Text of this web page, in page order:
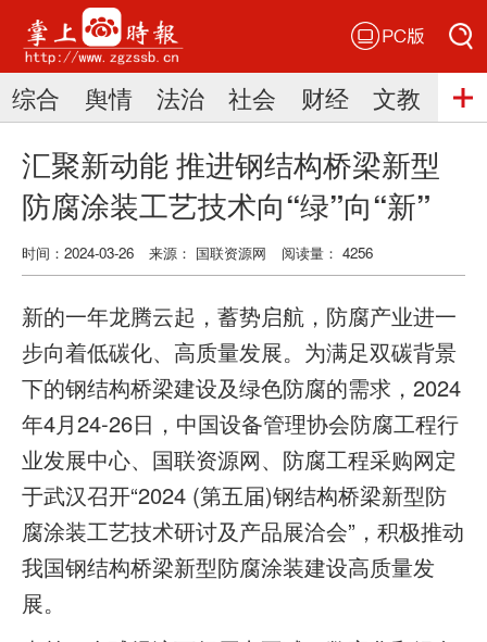
搜索
搜索
综合 舆情 法治 社会 财经 文教 三
汇聚新动能 推进钢结构桥梁新型
防腐涂装工艺技术向“绿”向“新”
时间：2024-03-26 来源： 国联资源网 阅读量： 4256
新的一年龙腾云起，蓄势启航，防腐产业进一
步向着低碳化、高质量发展。为满足双碳背景
下的钢结构桥梁建设及绿色防腐的需求，2024
年4月24-26日，中国设备管理协会防腐工程行
业发展中心、国联资源网、防腐工程采购网定
于武汉召开“2024 (第五届)钢结构桥梁新型防
腐涂装工艺技术研讨及产品展洽会”，积极推动
我国钢结构桥梁新型防腐涂装建设高质量发
展。